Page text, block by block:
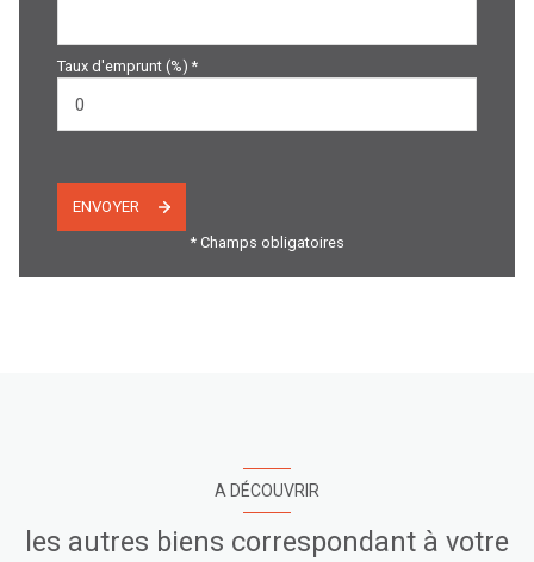
Taux d'emprunt (%) *
ENVOYER
* Champs obligatoires
A DÉCOUVRIR
les autres biens correspondant à votre